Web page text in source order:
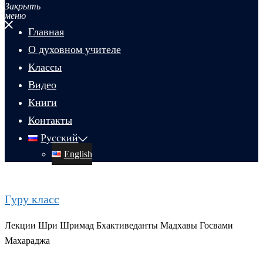
Закрыть
меню
Главная
О духовном учителе
Классы
Видео
Книги
Контакты
Русский
English
Гуру класс
Лекции Шри Шримад Бхактиведанты Мадхавы Госвами
Махараджа